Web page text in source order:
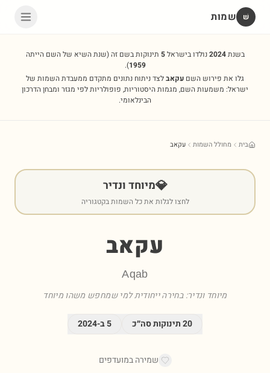
שׁ שמות
בשנת2024נולדו בישראל5 תינוקות בשם זה(שנת השיא של השם הייתה
1959
).
גלו את פירוש השם עקאבלצד ניתוח נתונים מתקדם ממעבדת השמות של
ישראל: משמעות השם, מגמות היסטוריות, פופולריות לפי מגזר ומבחן הדרכון
הבינלאומי.
בית מחולל השמות עקאב
💎מיוחד ונדיר
לחצו לגלות את כל השמות בקטגוריה
עקאב
Aqab
מיוחד ונדיר: בחירה ייחודית למי שמחפש משהו מיוחד
20תינוקות סה״כ 5ב-2024
שמירה במועדפים